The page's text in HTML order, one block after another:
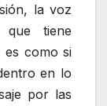
la voz
tiene
es como si
en lo
por las